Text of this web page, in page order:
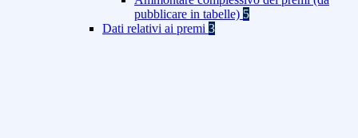
pubblicare in tabelle) 5
Dati relativi ai premi 3